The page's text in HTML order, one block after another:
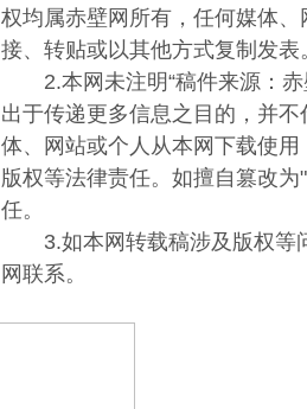
权均属赤壁网所有，任何媒体
接、转贴或以其他方式复制发表
2.本网未注明“稿件来源：赤
出于传递更多信息之目的，并
体、网站或个人从本网下载使用
版权等法律责任。如擅自篡改
任。
3.如本网转载稿涉及版权等
网联系。